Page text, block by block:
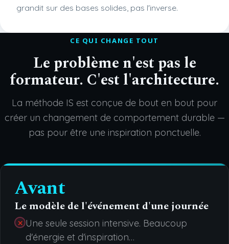
grandit sur des bases solides, pas l'inverse.
CE QUI CHANGE TOUT
Le problème n'est pas le
formateur. C'est l'architecture.
La méthode IS est conçue de bout en bout pour
créer un changement de comportement durable —
pas pour être une inspiration ponctuelle.
Avant
Le modèle de l'événement d'une journée
Une seule session intensive. Beaucoup
d'énergie et d'inspiration…